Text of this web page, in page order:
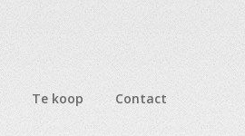
Te koop Contact